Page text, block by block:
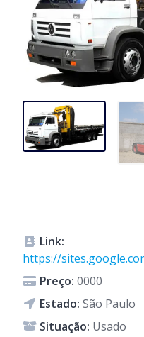
Link:
https://
Preço: 0000
Estado: São Paulo
Situação: Usado